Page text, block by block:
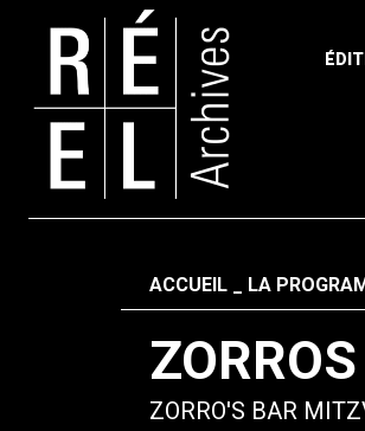
Fil d'ariane
ACCUEIL LA
ZORRO'S BAR